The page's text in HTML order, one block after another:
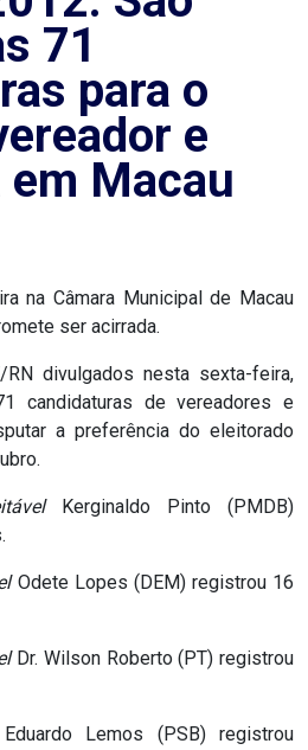
71
para o
e
Macau
na Câmara Municipal de Macau
ser acirrada.
divulgados nesta sexta-feira,
candidaturas de vereadores e
a preferência do eleitorado
Kerginaldo Pinto (PMDB)
Odete Lopes (DEM) registrou 16
Dr. Wilson Roberto (PT) registrou
Eduardo Lemos (PSB) registrou